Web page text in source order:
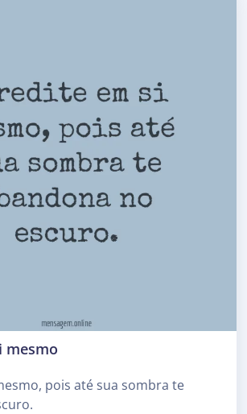
mesmo
pois até sua sombra te